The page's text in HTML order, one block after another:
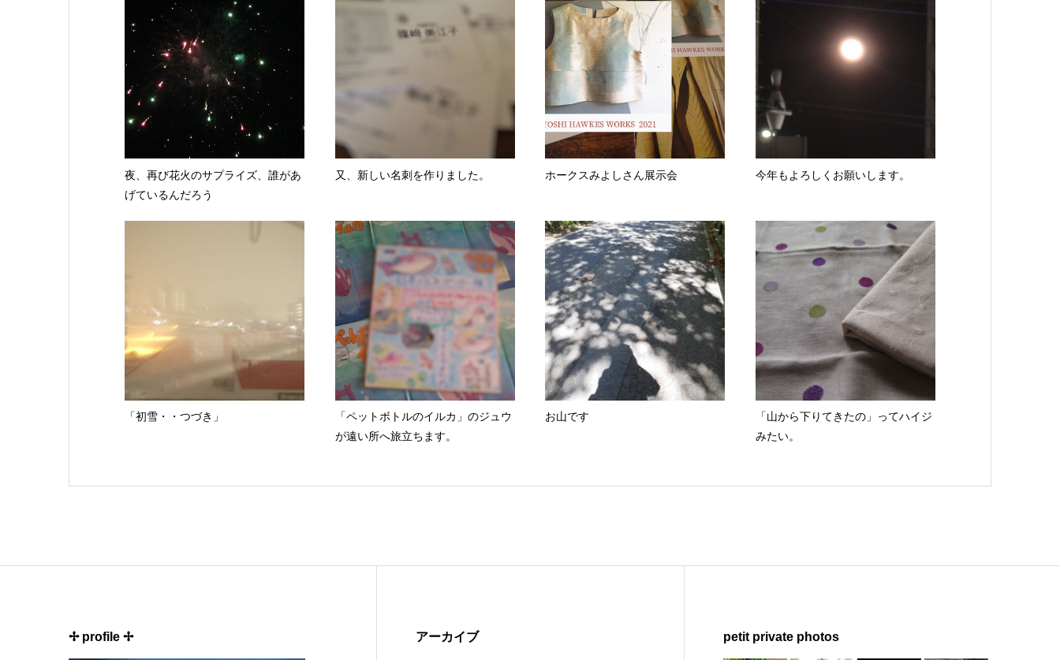
夜、再び花火のサプライズ、誰があ
げているんだろう
又、新しい名刺を作りました。 ホークスみよしさん展示会 今年もよろしくお願いします。
「初雪・・つづき」
「ペットボトルのイルカ」のジュウ
が遠い所へ旅立ちます。
お山です
「山から下りてきたの」ってハイジ
みたい。
✢ profile ✢ アーカイブ petit private photos